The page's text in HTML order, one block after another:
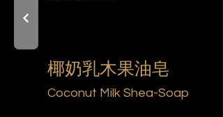
椰奶乳木果油皂
Coconut Milk Shea-Soap